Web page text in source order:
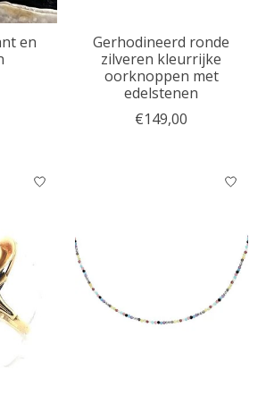
en
Gerhodineerd ronde
zilveren kleurrijke
oorknoppen met
edelstenen
€149,00